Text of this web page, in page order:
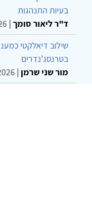
בעיות התנהגות
ד"ר ליאור סומך |
שילוב דיאלקטי
בטרנסג'נדרים
מור שני שרמן |